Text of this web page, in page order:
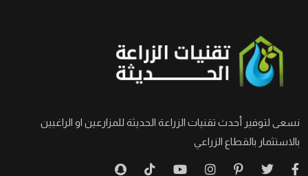
نسعى لتوفير أحدث تقنيات الزراعة الحديثة للمزارعين او الراغبين
بالاستثمار بالقطاع الزراعي